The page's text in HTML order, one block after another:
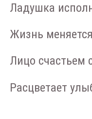
Ладушка
Жизнь
Лицо счастьем
Расцветает